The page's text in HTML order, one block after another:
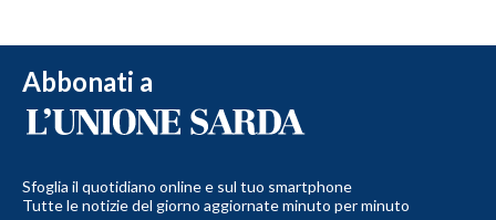
Abbonati a
Sfoglia il quotidiano online e sul tuo smartphone
Tutte le notizie del giorno aggiornate minuto per minuto